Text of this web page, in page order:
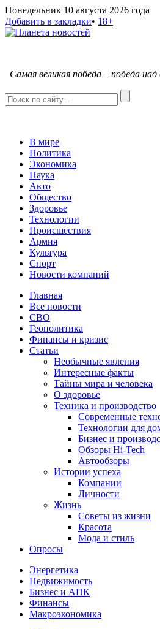
Понедельник 10 августа 2026 года
Добавить в закладки• 18+
Самая великая победа – победа
В мире
Политика
Экономика
Наука
Авто
Общество
Здоровье
Технологии
Происшествия
Армия
Культура
Спорт
Новости компаний
Главная
Все новости
СВО
Геополитика
Финансы и кризис
Статьи
Необычные явления
Интересные факты
Тайны мира и человека
О здоровье
Техника и производство
Современные
Технологии для
Бизнес и
Обзоры Hi-Tech
Автообзоры
Истории успеха
Компании
Личности
Жизнь
Советы из жизни
Красота
Мода и стиль
Опросы
Энергетика
Недвижимость
Бизнес и АПК
Финансы
Макроэкономика